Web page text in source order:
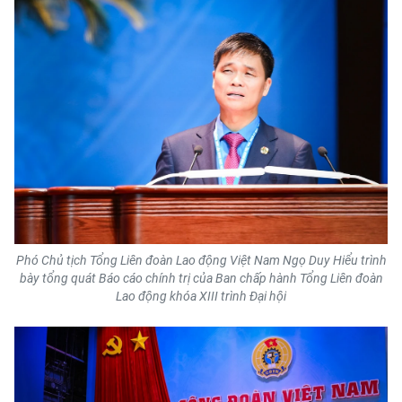
ENGLISH
ESPAÑOL
한국어
Phó Chủ tịch Tổng Liên đoàn Lao động Việt Nam Ngọ Duy Hiểu trình
bày tổng quát Báo cáo chính trị của Ban chấp hành Tổng Liên đoàn
Lao động khóa XIII trình Đại hội